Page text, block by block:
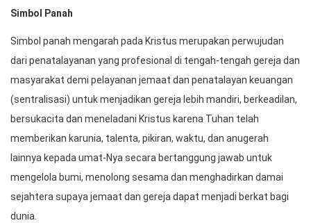
Simbol Panah
Simbol panah mengarah pada Kristus merupakan perwujudan
dari penatalayanan yang profesional di tengah-tengah gereja dan
masyarakat demi pelayanan jemaat dan penatalayan keuangan
(sentralisasi) untuk menjadikan gereja lebih mandiri, berkeadilan,
bersukacita dan meneladani Kristus karena Tuhan telah
memberikan karunia, talenta, pikiran, waktu, dan anugerah
lainnya kepada umat-Nya secara bertanggung jawab untuk
mengelola bumi, menolong sesama dan menghadirkan damai
sejahtera supaya jemaat dan gereja dapat menjadi berkat bagi
dunia.